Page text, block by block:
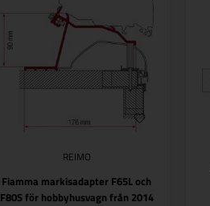
REIMO
Fiamma markisadapter F65L och
F80S för hobbyhusvagn från 2014